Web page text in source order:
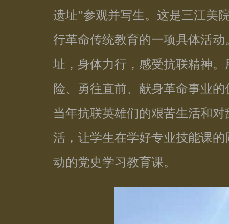
遗址”参观并写生。这是三江美
行革命传统教育的一项具体活
址，身体力行，感受抗联精神
险、勇往直前、献身革命事业
当年抗联英雄们的艰苦生活和
活，让学生在学好专业技能课
动的党史学习教育课。